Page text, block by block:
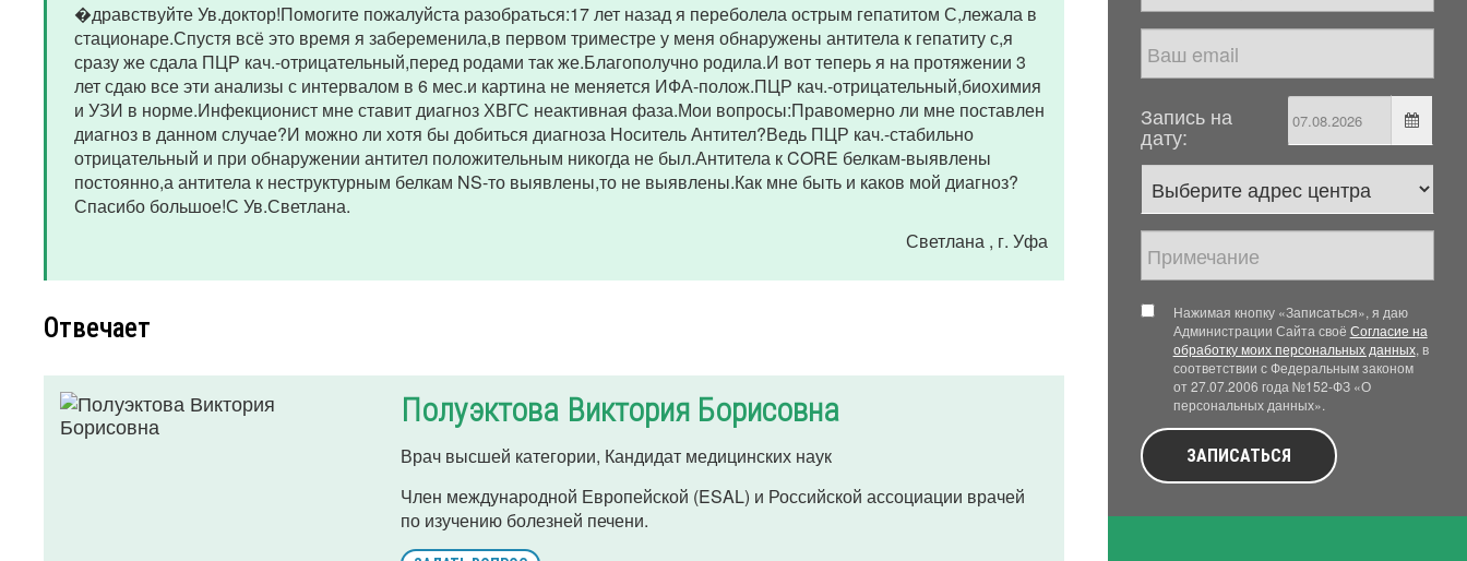
�дравствуйте Ув.доктор!Помогите пожалуйста разобраться:17 лет назад я переболела острым гепатитом С,лежала в
стационаре.Спустя всё это время я забеременила,в первом триместре у меня обнаружены антитела к гепатиту с,я
сразу же сдала ПЦР кач.-отрицательный,перед родами так же.Благополучно родила.И вот теперь я на протяжении 3
лет сдаю все эти анализы с интервалом в 6 мес.и картина не меняется ИФА-полож.ПЦР кач.-отрицательный,биохимия
и УЗИ в норме.Инфекционист мне ставит диагноз ХВГС неактивная фаза.Мои вопросы:Правомерно ли мне поставлен
диагноз в данном случае?И можно ли хотя бы добиться диагноза Носитель Антител?Ведь ПЦР кач.-стабильно
отрицательный и при обнаружении антител положительным никогда не был.Антитела к CORE белкам-выявлены
постоянно,а антитела к неструктурным белкам NS-то выявлены,то не выявлены.Как мне быть и каков мой диагноз?
Спасибо большое!С Ув.Светлана.
Светлана , г. Уфа
Отвечает
Полуэктова Виктория Борисовна
Врач высшей категории, Кандидат медицинских наук
Член международной Европейской (ESAL) и Российской ассоциации врачей
по изучению болезней печени.
Запись на
дату:
Нажимая кнопку «Записаться», я даю
Администрации Сайта своё Согласие на
обработку моих персональных данных, в
соответствии с Федеральным законом
от 27.07.2006 года №152-ФЗ «О
персональных данных».
ЗАПИСАТЬСЯ